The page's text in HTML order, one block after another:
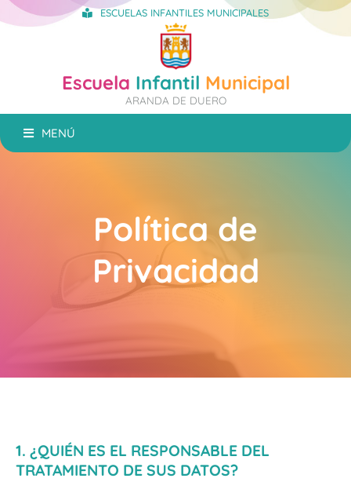
ESCUELAS INFANTILES MUNICIPALES
Escuela Infantil Municipal
ARANDA DE DUERO
MENÚ
Política de
Privacidad
1. ¿QUIÉN ES EL RESPONSABLE DEL
TRATAMIENTO DE SUS DATOS?